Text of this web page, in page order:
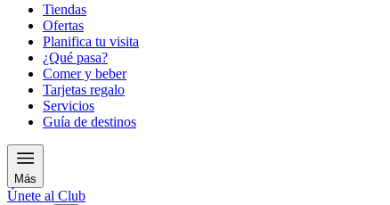
Tiendas
Ofertas
Planifica tu visita
¿Qué pasa?
Comer y beber
Tarjetas regalo
Servicios
Guía de destinos
Más
Únete al Club